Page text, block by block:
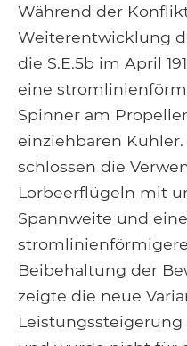
Während der
Weiterentwicklung
die S.E.5b im April
eine
Spinner am
einziehbaren
schlossen die
Lorbeerflügeln mit
Spannweite und
Beibehaltung der
zeigte die neue
Leistungssteigerung